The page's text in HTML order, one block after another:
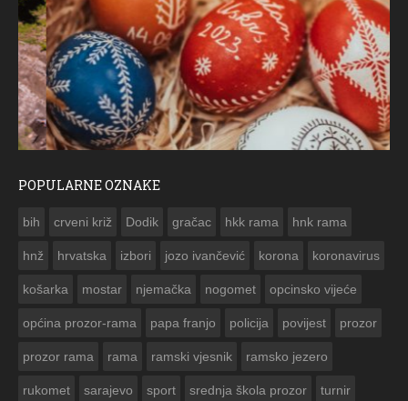
POPULARNE OZNAKE
bih crveni križ Dodik gračac hkk rama hnk rama
hnž hrvatska izbori jozo ivančević korona koronavirus
košarka mostar njemačka nogomet opcinsko vijeće
općina prozor-rama papa franjo policija povijest prozor
prozor rama rama ramski vjesnik ramsko jezero
rukomet sarajevo sport srednja škola prozor turnir